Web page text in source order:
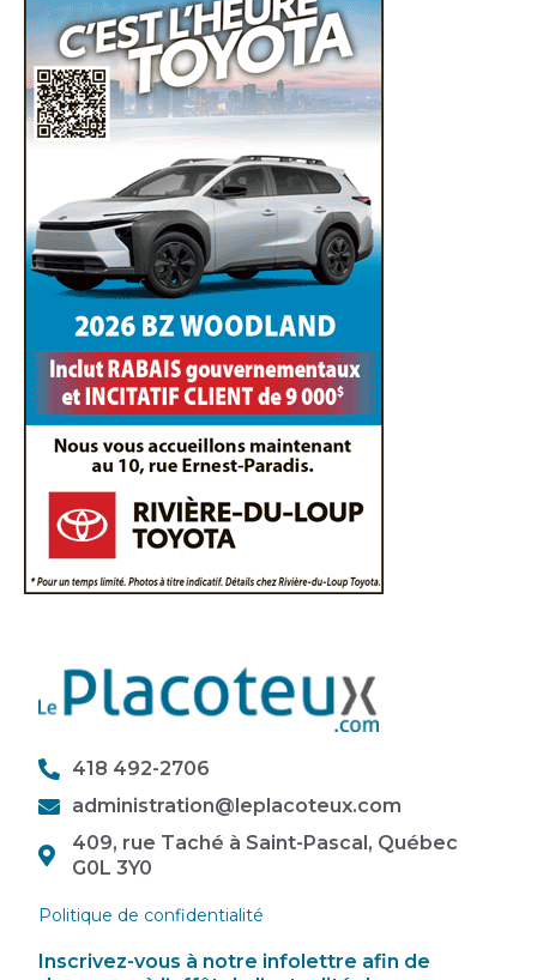
418 492-2706
administration@leplacoteux.com
409, rue Taché à Saint-Pascal, Québec
G0L 3Y0
Politique de confidentialité
Inscrivez-vous à notre infolettre afin de